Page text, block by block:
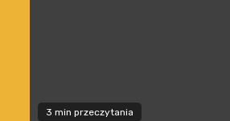
3 min przeczytania